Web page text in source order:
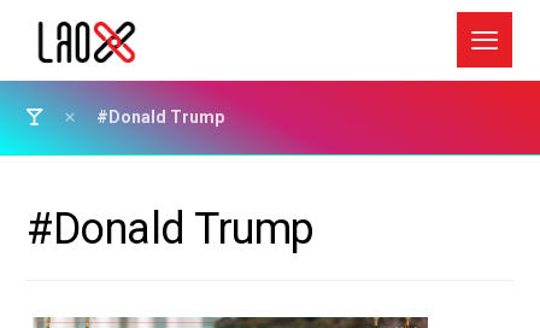
#Donald Trump
#Donald Trump